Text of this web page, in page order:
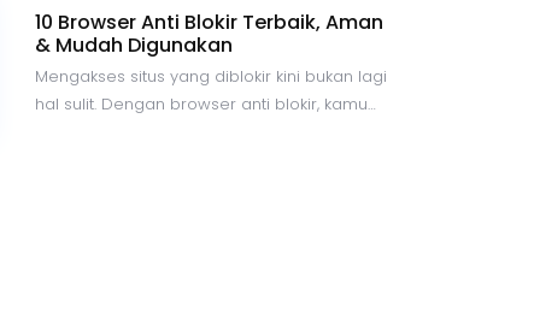
menjadi topik yang hangat diperbincangkan
di berbagai forum, terutama dalam konteks
hubungan internasional.
10 Browser Anti Blokir Terbaik, Aman
& Mudah Digunakan
Mengakses situs yang diblokir kini bukan lagi
hal sulit. Dengan browser anti blokir, kamu